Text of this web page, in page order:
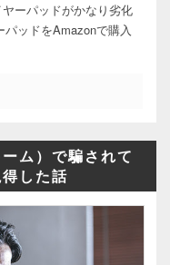
ーパッドがかなり劣化
ッドをAmazonで購入
ム）で騙されて
した話